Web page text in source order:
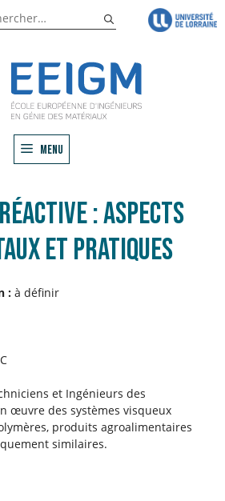
:
Menu
: aspects
et pratiques
: à définir
et Ingénieurs des
œuvre des systèmes visqueux
produits agroalimentaires
similaires.